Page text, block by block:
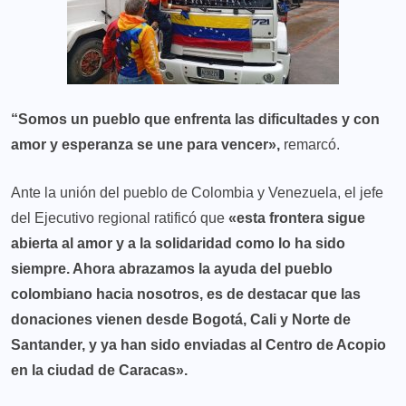
“Somos un pueblo que enfrenta las dificultades y con
amor y esperanza se une para vencer», remarcó.
Ante la unión del pueblo de Colombia y Venezuela, el jefe
del Ejecutivo regional ratificó que «esta frontera sigue
abierta al amor y a la solidaridad como lo ha sido
siempre. Ahora abrazamos la ayuda del pueblo
colombiano hacia nosotros, es de destacar que las
donaciones vienen desde Bogotá, Cali y Norte de
Santander, y ya han sido enviadas al Centro de Acopio
en la ciudad de Caracas».